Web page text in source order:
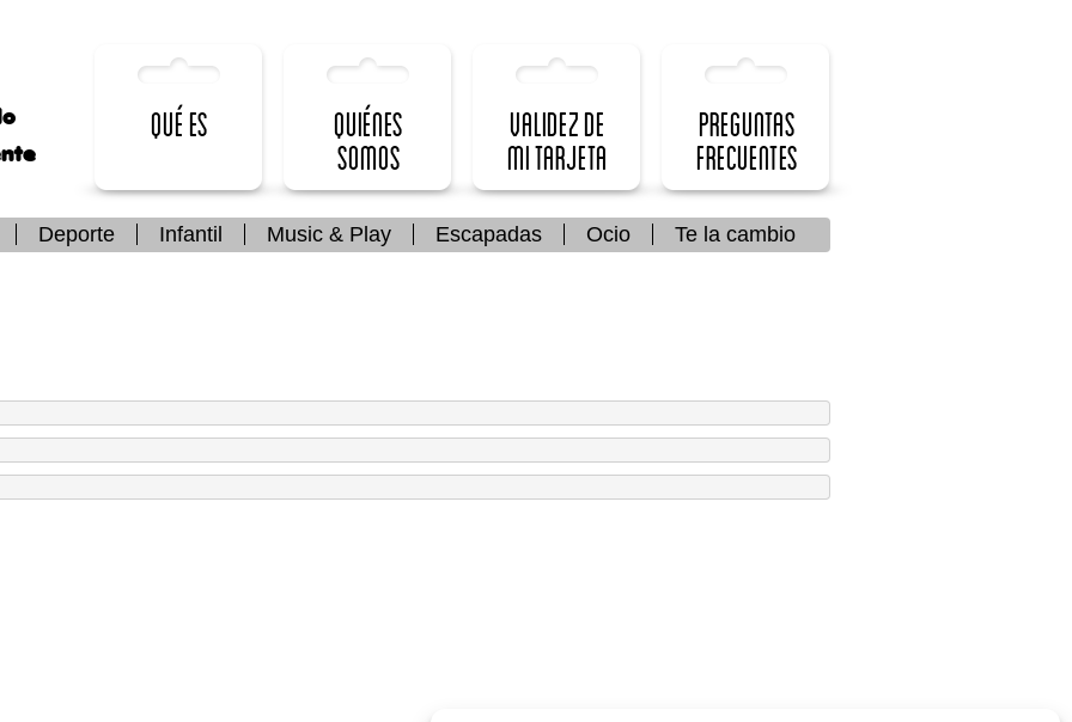
Qué es
Quiénes
somos
Validez de
mi Tarjeta
Preguntas
frecuentes
Deporte Infantil Music & Play Escapadas Ocio Te la cambio